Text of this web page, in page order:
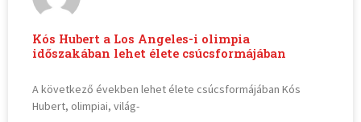
Kós Hubert a Los Angeles-i olimpia
időszakában lehet élete csúcsformájában
A következő években lehet élete csúcsformájában Kós
Hubert, olimpiai, világ-